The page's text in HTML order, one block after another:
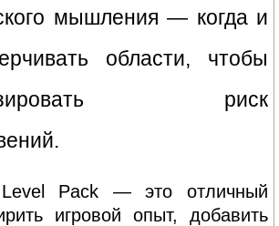
мышления — когда и
области, чтобы
риск
Pack — это отличный
игровой опыт, добавить